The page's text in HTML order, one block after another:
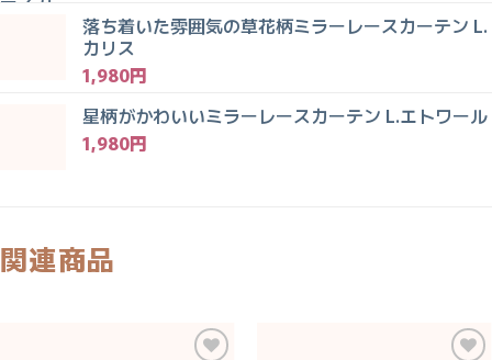
落ち着いた雰囲気の草花柄ミラーレースカーテン L.
カリス
1,980円
星柄がかわいいミラーレースカーテン L.エトワール
1,980円
関連商品